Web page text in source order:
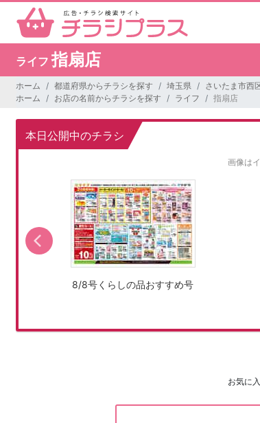
ライフ指扇店
ホーム 都道府県からチラシを探す 埼玉県 さいたま市西
ホーム
お店の名前からチラシを探す ライフ 指扇店
本日公開中のチラシ
画像は
8/8号くらしの品おすすめ号
お気に